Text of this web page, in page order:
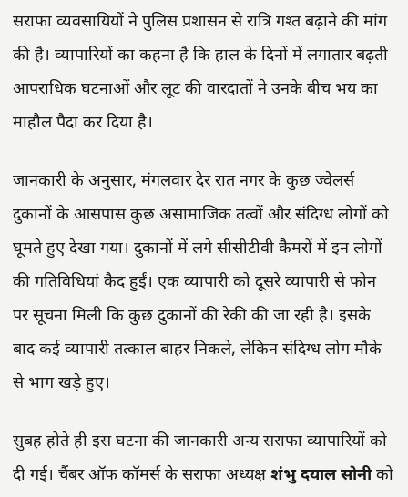
सराफा व्यवसायियों ने पुलिस प्रशासन से रात्रि गश्त बढ़ाने की मांग
की है। व्यापारियों का कहना है कि हाल के दिनों में लगातार बढ़ती
आपराधिक घटनाओं और लूट की वारदातों ने उनके बीच भय का
माहौल पैदा कर दिया है।
जानकारी के अनुसार, मंगलवार देर रात नगर के कुछ ज्वेलर्स
दुकानों के आसपास कुछ असामाजिक तत्वों और संदिग्ध लोगों को
घूमते हुए देखा गया। दुकानों में लगे सीसीटीवी कैमरों में इन लोगों
की गतिविधियां कैद हुईं। एक व्यापारी को दूसरे व्यापारी से फोन
पर सूचना मिली कि कुछ दुकानों की रेकी की जा रही है। इसके
बाद कई व्यापारी तत्काल बाहर निकले, लेकिन संदिग्ध लोग मौके
से भाग खड़े हुए।
सुबह होते ही इस घटना की जानकारी अन्य सराफा व्यापारियों को
दी गई। चैंबर ऑफ कॉमर्स के सराफा अध्यक्ष शंभु दयाल सोनीको